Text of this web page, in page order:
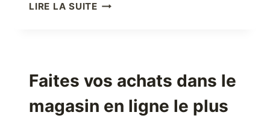
LIRE LA SUITEBOUTIQUE
MARQUE
AMÉRICAINE
DE
Faites vos achats dans le
magasin en ligne le plus